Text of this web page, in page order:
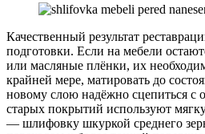
Качественный результат
подготовки. Если на мебели
или масляные плёнки, их
крайней мере, матировать до
новому слою надёжно сцепиться с
старых покрытий используют
— шлифовку шкуркой среднего